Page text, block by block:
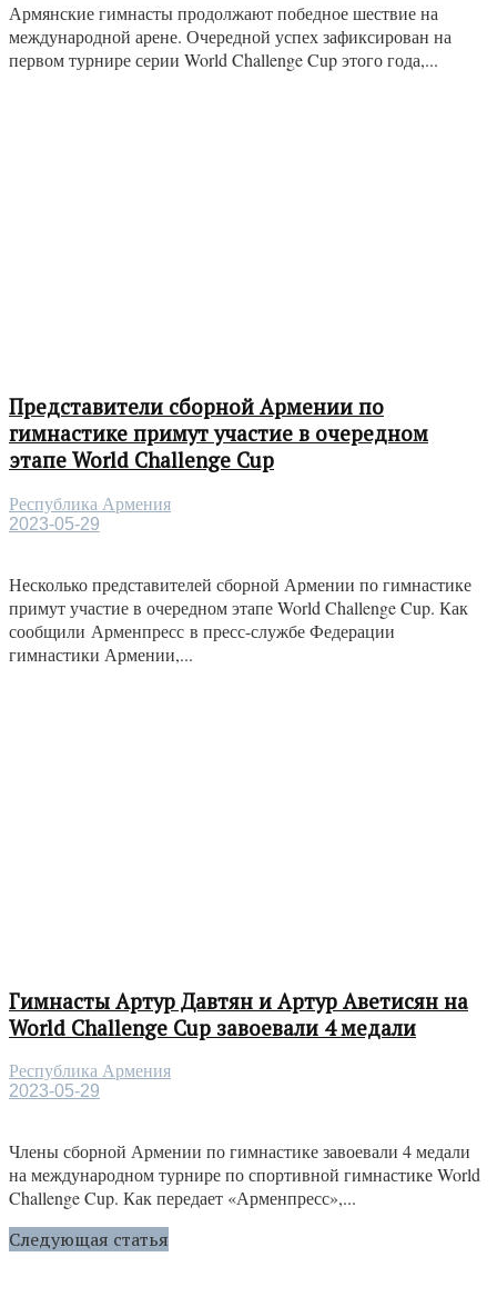
Армянские гимнасты продолжают победное шествие на
международной арене. Очередной успех зафиксирован на
первом турнире серии World Challenge Cup этого года,...
Представители сборной Армении по
гимнастике примут участие в очередном
этапе World Challenge Cup
Республика Армения
2023-05-29
Несколько представителей сборной Армении по гимнастике
примут участие в очередном этапе World Challenge Cup. Как
сообщили Арменпресс в пресс-службе Федерации
гимнастики Армении,...
Гимнасты Артур Давтян и Артур Аветисян на
World Challenge Cup завоевали 4 медали
Республика Армения
2023-05-29
Члены сборной Армении по гимнастике завоевали 4 медали
на международном турнире по спортивной гимнастике World
Challenge Cup. Как передает «Арменпресс»,...
Следующая статья